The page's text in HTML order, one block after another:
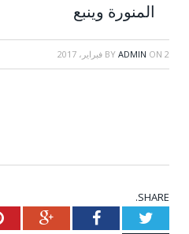
المنورة وينبع
BY ADMIN ON 2 فبراير، 2017
المنورة وينبع ولكن
لكم اهم هذه
الشركات وافرها
SHARE.
Twitter
Facebook